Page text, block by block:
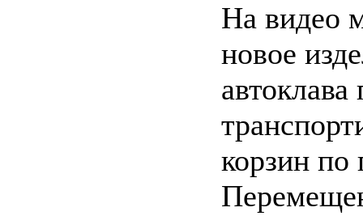
На видео
новое
корзин